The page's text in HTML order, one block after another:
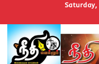
content
Homeசெய்திகள்